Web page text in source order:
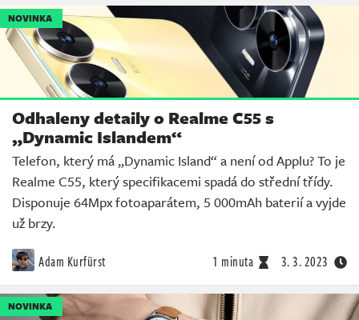
NOVINKA
Odhaleny detaily o Realme C55 s
„Dynamic Islandem“
Telefon, který má „Dynamic Island“ a není od Applu? To je
Realme C55, který specifikacemi spadá do střední třídy.
Disponuje 64Mpx fotoaparátem, 5 000mAh baterií a vyjde
už brzy.
Adam Kurfürst 1 minuta 3. 3. 2023
NOVINKA